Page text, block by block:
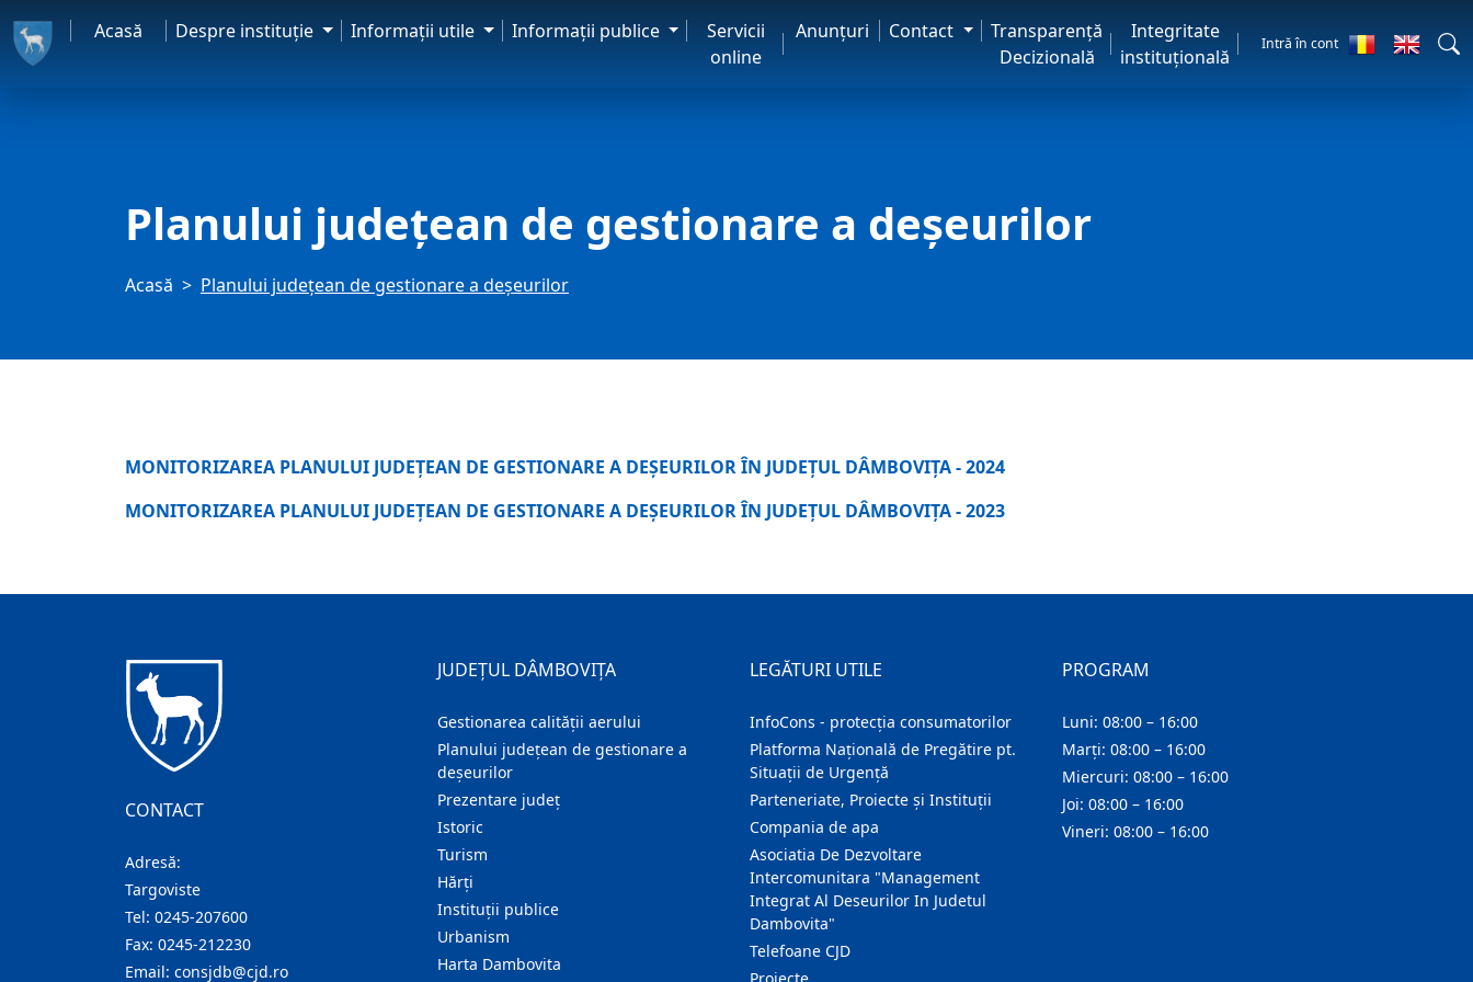
Acasă Despre instituţie Informaţii utile Informaţii publice
Servicii
online
Anunţuri Contact
Transparență
Decizională
Integritate
instituțională
Intră în cont
Planului județean de gestionare a deșeurilor
Acasă Planului județean de gestionare a deșeurilor
MONITORIZAREA PLANULUI JUDEŢEAN DE GESTIONARE A DEŞEURILOR ÎN JUDEŢUL DÂMBOVIŢA - 2024
MONITORIZAREA PLANULUI JUDEŢEAN DE GESTIONARE A DEŞEURILOR ÎN JUDEŢUL DÂMBOVIŢA - 2023
CONTACT
Adresă:
Targoviste
Tel: 0245-207600
Fax: 0245-212230
Email: consjdb@cjd.ro
JUDEȚUL DÂMBOVIȚA
Gestionarea calității aerului
Planului județean de gestionare a
deșeurilor
Prezentare judeţ
Istoric
Turism
Hărţi
Instituţii publice
Urbanism
Harta Dambovita
LEGĂTURI UTILE
InfoCons - protecția consumatorilor
Platforma Națională de Pregătire pt.
Situații de Urgență
Parteneriate, Proiecte și Instituții
Compania de apa
Asociatia De Dezvoltare
Intercomunitara "Management
Integrat Al Deseurilor In Judetul
Dambovita"
Telefoane CJD
PROGRAM
Luni: 08:00 – 16:00
Marți: 08:00 – 16:00
Miercuri: 08:00 – 16:00
Joi: 08:00 – 16:00
Vineri: 08:00 – 16:00